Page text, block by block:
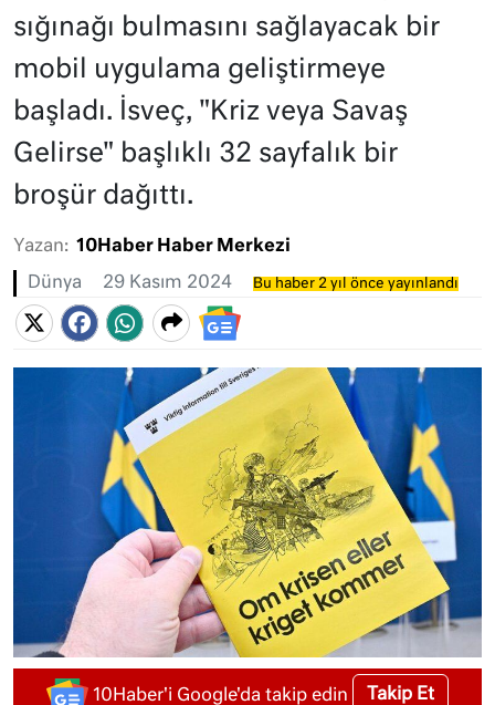
sığınağı bulmasını sağlayacak bir
mobil uygulama geliştirmeye
başladı. İsveç, "Kriz veya Savaş
Gelirse" başlıklı 32 sayfalık bir
broşür dağıttı.
Yazan: 10Haber Haber Merkezi
Dünya 29 Kasım 2024 Bu haber 2 yıl önce yayınlandı
10Haber'i Google'da takip edin Takip Et